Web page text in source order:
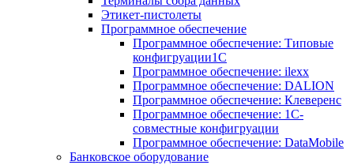
Этикет-пистолеты
Программное обеспечение
Программное обеспечение: Типовые
конфигруации1С
Программное обеспечение: ilexx
Программное обеспечение: DALION
Программное обеспечение: Клеверенс
Программное обеспечение: 1С-
совместные конфигруации
Программное обеспечение: DataMobile
Банковское оборудование